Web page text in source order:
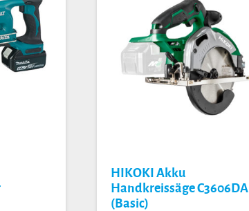
HIKOKI Akku
Handkreissäge C3606DA
(Basic)